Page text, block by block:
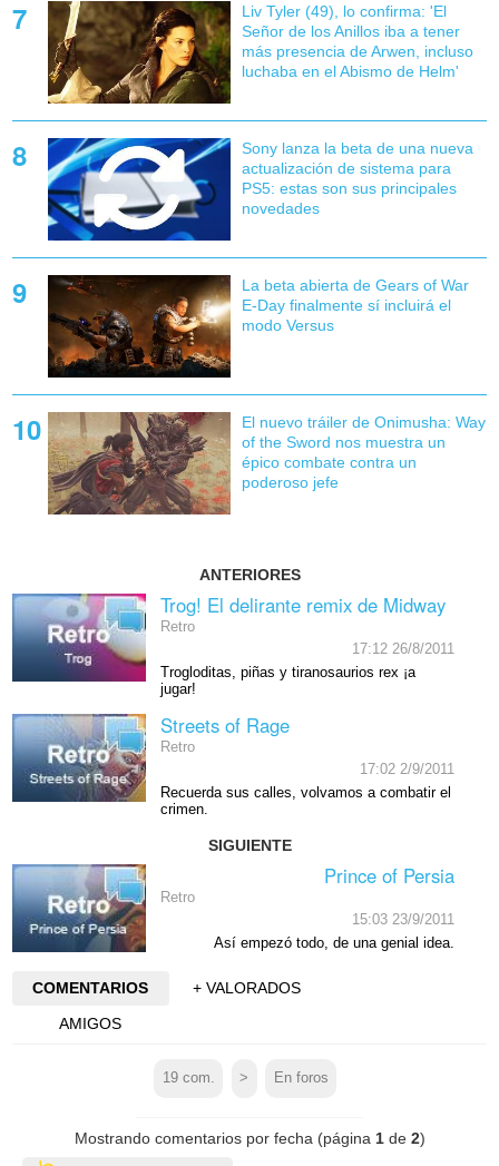
Liv Tyler (49), lo confirma: 'El
Señor de los Anillos iba a tener
más presencia de Arwen, incluso
luchaba en el Abismo de Helm'
Sony lanza la beta de una nueva
actualización de sistema para
PS5: estas son sus principales
novedades
La beta abierta de Gears of War
E-Day finalmente sí incluirá el
modo Versus
El nuevo tráiler de Onimusha: Way
of the Sword nos muestra un
épico combate contra un
poderoso jefe
ANTERIORES
Trog! El delirante remix de Midway
Retro
17:12 26/8/2011
Trogloditas, piñas y tiranosaurios rex ¡a
jugar!
Streets of Rage
Retro
17:02 2/9/2011
Recuerda sus calles, volvamos a combatir el
crimen.
SIGUIENTE
Prince of Persia
Retro
15:03 23/9/2011
Así empezó todo, de una genial idea.
COMENTARIOS
+ VALORADOS
AMIGOS
19com. > En foros
Mostrando comentarios por fecha (página 1de 2)